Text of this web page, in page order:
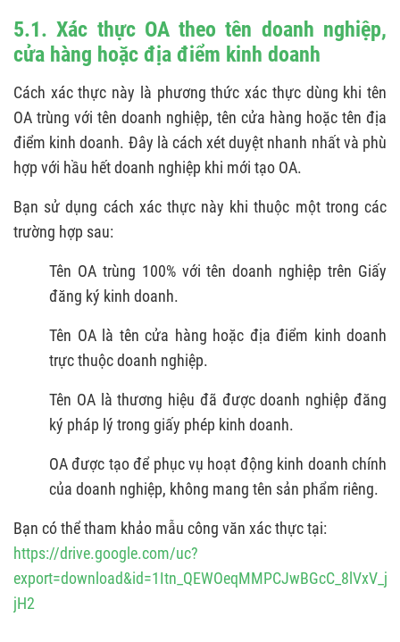
5.1. Xác thực OA theo tên doanh nghiệp,
cửa hàng hoặc địa điểm kinh doanh
Cách xác thực này là phương thức xác thực dùng khi tên
OA trùng với tên doanh nghiệp, tên cửa hàng hoặc tên địa
điểm kinh doanh. Đây là cách xét duyệt nhanh nhất và phù
hợp với hầu hết doanh nghiệp khi mới tạo OA.
Bạn sử dụng cách xác thực này khi thuộc một trong các
trường hợp sau:
Tên OA trùng 100% với tên doanh nghiệp trên Giấy
đăng ký kinh doanh.
Tên OA là tên cửa hàng hoặc địa điểm kinh doanh
trực thuộc doanh nghiệp.
Tên OA là thương hiệu đã được doanh nghiệp đăng
ký pháp lý trong giấy phép kinh doanh.
OA được tạo để phục vụ hoạt động kinh doanh chính
của doanh nghiệp, không mang tên sản phẩm riêng.
Bạn có thể tham khảo mẫu công văn xác thực tại:
https://drive.google.com/uc?
export=download&id=1Itn_QEWOeqMMPCJwBGcC_8lVxV_j-
jH2